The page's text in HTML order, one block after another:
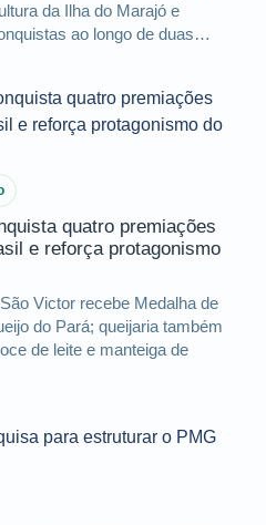
da Ilha do Marajó e
ao longo de duas
quatro premiações
e reforça protagonismo
Victor recebe Medalha de
do Pará; queijaria também
de leite e manteiga de